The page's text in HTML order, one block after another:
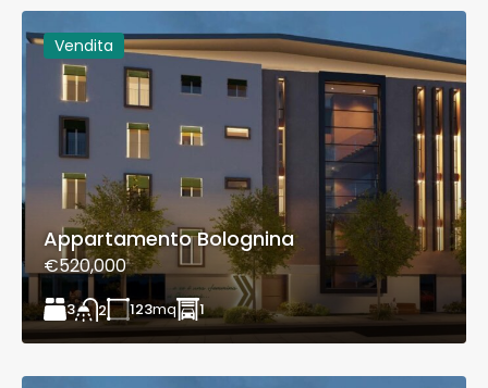
Vendita
Appartamento Bolognina
€520,000
3 2 123mq 1